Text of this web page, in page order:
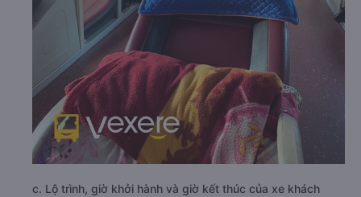
c. Lộ trình, giờ khởi hành và giờ kết thúc của xe khách